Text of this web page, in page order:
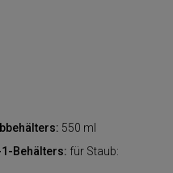
550 ml
Behälters: für Staub: